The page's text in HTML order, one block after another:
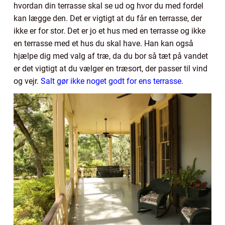
hvordan din terrasse skal se ud og hvor du med fordel
kan lægge den. Det er vigtigt at du får en terrasse, der
ikke er for stor. Det er jo et hus med en terrasse og ikke
en terrasse med et hus du skal have. Han kan også
hjælpe dig med valg af træ, da du bor så tæt på vandet
er det vigtigt at du vælger en træsort, der passer til vind
og vejr. Salt gør ikke noget godt for ens terrasse.